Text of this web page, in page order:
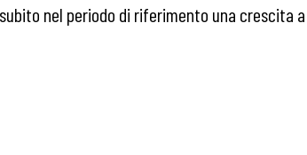
nel periodo di riferimento una crescita